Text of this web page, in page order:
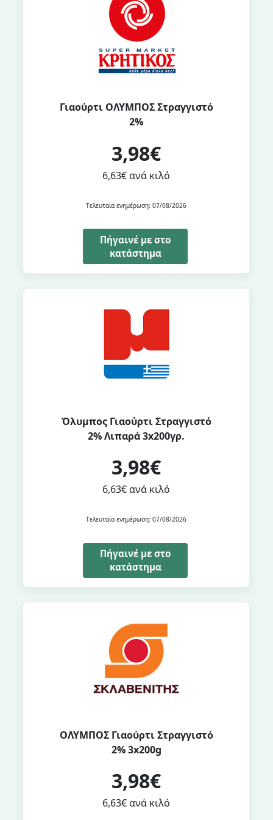
Γιαούρτι ΟΛΥΜΠΟΣ Στραγγιστό
2%
3,98€
6,63€ ανά κιλό
Τελευταία ενημέρωση: 07/08/2026
Πήγαινέ με στο
κατάστημα
Όλυμπος Γιαούρτι Στραγγιστό
2% Λιπαρά 3x200γρ.
3,98€
6,63€ ανά κιλό
Τελευταία ενημέρωση: 07/08/2026
Πήγαινέ με στο
κατάστημα
ΟΛΥΜΠΟΣ Γιαούρτι Στραγγιστό
2% 3x200g
3,98€
6,63€ ανά κιλό